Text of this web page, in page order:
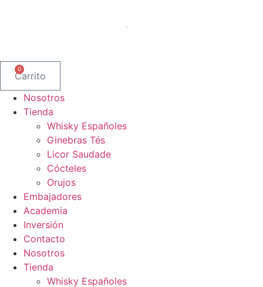
0
Carrito
Nosotros
Tienda
Whisky Españoles
Ginebras Tés
Licor Saudade
Cócteles
Orujos
Embajadores
Academia
Inversión
Contacto
Nosotros
Tienda
Whisky Españoles